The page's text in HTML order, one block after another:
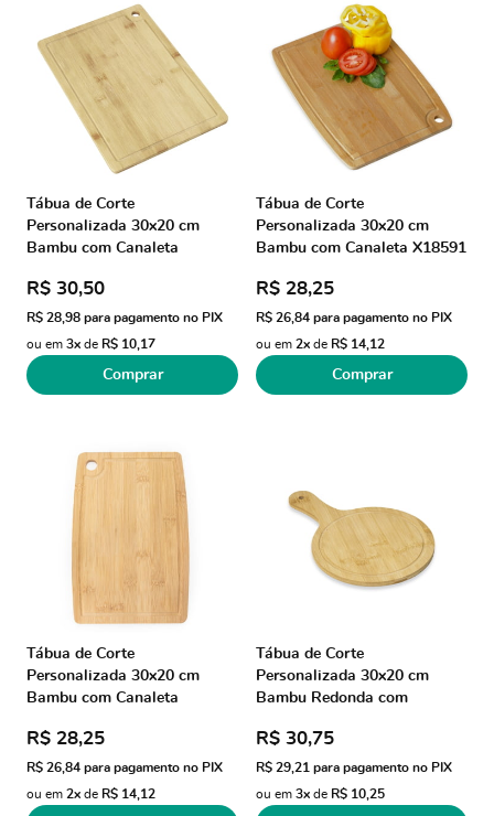
Tábua de Corte
Personalizada 30x20 cm
Bambu com Canaleta
Personalizados
R$ 30,50
R$ 28,98 para pagamento no PIX
ou em 3x de R$ 10,17
Comprar
Tábua de Corte
Personalizada 30x20 cm
Bambu com Canaleta X18591
R$ 28,25
R$ 26,84 para pagamento no PIX
ou em 2x de R$ 14,12
Comprar
Tábua de Corte
Personalizada 30x20 cm
Bambu com Canaleta
Personalizados
R$ 28,25
R$ 26,84 para pagamento no PIX
ou em 2x de R$ 14,12
Tábua de Corte
Personalizada 30x20 cm
Bambu Redonda com
Personalizado
R$ 30,75
R$ 29,21 para pagamento no PIX
ou em 3x de R$ 10,25